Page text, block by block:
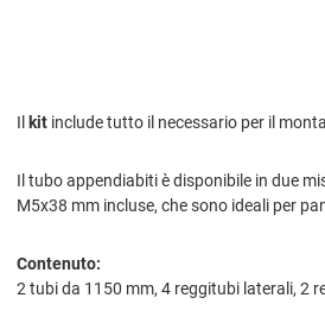
Il kit include tutto il necessario per il
Il tubo appendiabiti è disponibile in due
M5x38 mm incluse, che sono ideali per
Contenuto:
2 tubi da 1150 mm, 4 reggitubi laterali, 2